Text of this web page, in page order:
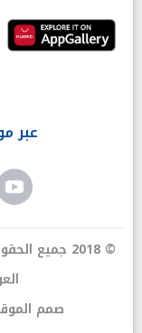
عبر
© 2018 جميع الحقوق محفوظة. راديو الجوهرة أف آم، تونس
صمم